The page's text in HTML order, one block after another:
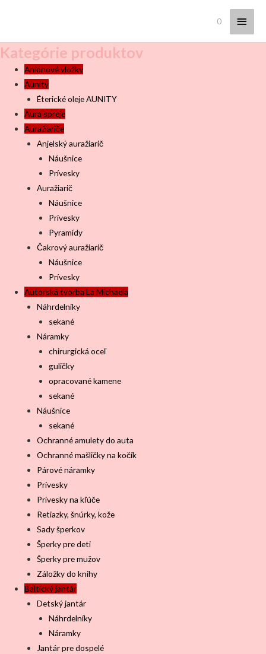
Menu
0
Kategórie produktov
Aniónové vložky
Aunity
Éterické oleje AUNITY
Aura spreje
Auražiariče
Anjelský auražiarič
Náušnice
Prívesky
Auražiarič
Náušnice
Prívesky
Pyramídy
Čakrový auražiarič
Náušnice
Prívesky
Autorská tvorba La Michaela
Náhrdelníky
sekané
Náramky
chirurgická oceľ
guličky
opracované kamene
sekané
Náušnice
sekané
Ochranné amulety do auta
Ochranné mašličky na kočík
Párové náramky
Prívesky
Prívesky na kľúče
Retiazky, šnúrky, kože
Sady šperkov
Šperky pre deti
Šperky pre mužov
Záložky do knihy
Baltický jantár
Detský jantár
Náhrdelníky
Náramky
Jantár pre dospelé